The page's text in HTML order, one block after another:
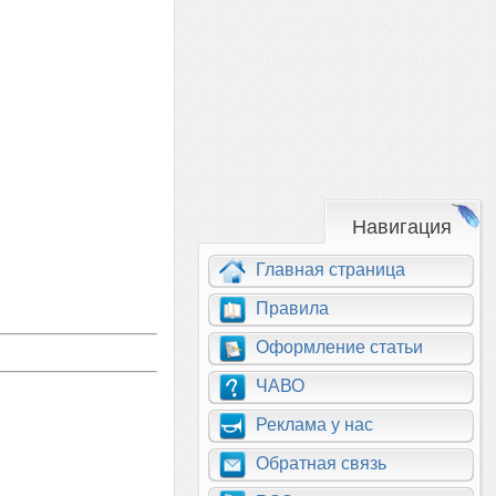
Навигация
Главная страница
Правила
Оформление статьи
ЧАВО
Реклама у нас
Обратная связь